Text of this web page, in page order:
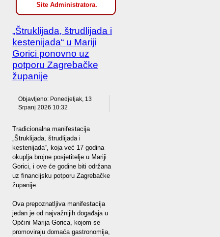
Site Administratora.
„Štruklijada, štrudlijada i
kestenijada“ u Mariji
Gorici ponovno uz
potporu Zagrebačke
županije
Objavljeno: Ponedjeljak, 13
Srpanj 2026 10:32
Tradicionalna manifestacija
„Štruklijada, štrudlijada i
kestenijada“, koja već 17 godina
okuplja brojne posjetitelje u Mariji
Gorici, i ove će godine biti održana
uz financijsku potporu Zagrebačke
županije.
Ova prepoznatljiva manifestacija
jedan je od najvažnijih događaja u
Općini Marija Gorica, kojom se
promoviraju domaća gastronomija,